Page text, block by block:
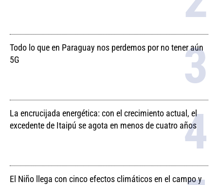
Todo lo que en Paraguay nos perdemos por no tener aún
5G
La encrucijada energética: con el crecimiento actual, el
excedente de Itaipú se agota en menos de cuatro años
El Niño llega con cinco efectos climáticos en el campo y